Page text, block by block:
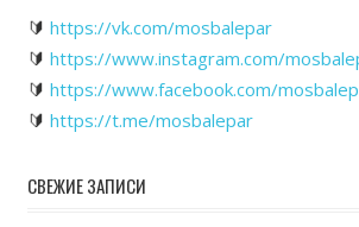
🔰 https://vk.com/mosbalepar
🔰 https://www.instagram.com/
🔰 https://www.facebook.com/
🔰 https://t.me/mosbalepar
СВЕЖИЕ ЗАПИСИ